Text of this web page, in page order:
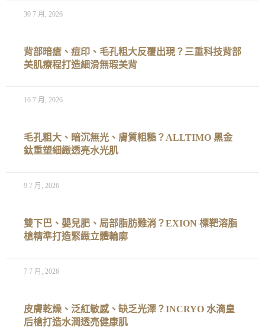
30 7 月, 2026
背部暗瘡、痘印、毛孔粗大反覆出現？三重科技背部
美肌療程打造細滑無瑕美背
16 7 月, 2026
毛孔粗大、暗沉無光、膚質粗糙？ALLTIMO 黑金
鈦重塑細緻透亮水光肌
9 7 月, 2026
雙下巴、嬰兒肥、局部脂肪難消？EXION 標靶溶脂
槍精準打造緊緻立體輪廓
7 7 月, 2026
皮膚乾燥、泛紅敏感、缺乏光澤？INCRYO 水滴皇
后槍打造水潤透亮健康肌